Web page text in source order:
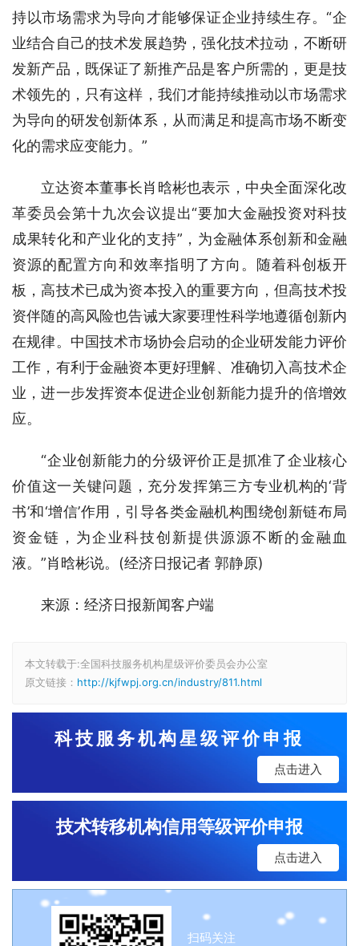
持以市场需求为导向才能够保证企业持续生存。“企
业结合自己的技术发展趋势，强化技术拉动，不断研
发新产品，既保证了新推产品是客户所需的，更是技
术领先的，只有这样，我们才能持续推动以市场需求
为导向的研发创新体系，从而满足和提高市场不断变
化的需求应变能力。”
立达资本董事长肖晗彬也表示，中央全面深化改
革委员会第十九次会议提出“要加大金融投资对科技
成果转化和产业化的支持”，为金融体系创新和金融
资源的配置方向和效率指明了方向。随着科创板开
板，高技术已成为资本投入的重要方向，但高技术投
资伴随的高风险也告诫大家要理性科学地遵循创新内
在规律。中国技术市场协会启动的企业研发能力评价
工作，有利于金融资本更好理解、准确切入高技术企
业，进一步发挥资本促进企业创新能力提升的倍增效
应。
“企业创新能力的分级评价正是抓准了企业核心
价值这一关键问题，充分发挥第三方专业机构的‘背
书’和‘增信’作用，引导各类金融机构围绕创新链布局
资金链，为企业科技创新提供源源不断的金融血
液。”肖晗彬说。(经济日报记者 郭静原)
来源：经济日报新闻客户端
本文转载于:全国科技服务机构星级评价委员会办公室
原文链接： http://kjfwpj.org.cn/industry/811.html
科技服务机构星级评价申报
点击进入
技术转移机构信用等级评价申报
点击进入
扫码关注